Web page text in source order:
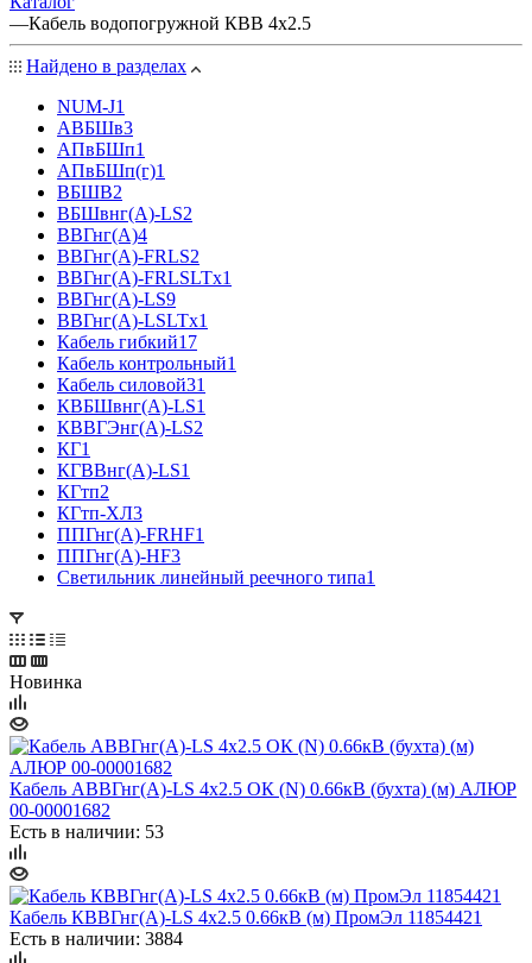
—Кабель водопогружной КВВ 4х2.5
Найдено в разделах
NUM-J1
АВБШв3
АПвБШп1
АПвБШп(г)1
ВБШВ2
ВБШвнг(А)-LS2
ВВГнг(А)4
ВВГнг(А)-FRLS2
ВВГнг(А)-FRLSLTx1
ВВГнг(А)-LS9
ВВГнг(А)-LSLTx1
Кабель гибкий17
Кабель контрольный1
Кабель силовой31
КВБШвнг(А)-LS1
КВВГЭнг(А)-LS2
КГ1
КГВВнг(А)-LS1
КГтп2
КГтп-ХЛ3
ППГнг(А)-FRHF1
ППГнг(А)-HF3
Светильник линейный реечного типа1
Новинка
Кабель АВВГнг(А)-LS 4х2.5 ОК (N) 0.66кВ (бухта) (м) АЛЮР
00-00001682
Есть в наличии: 53
Кабель КВВГнг(А)-LS 4х2.5 0.66кВ (м) ПромЭл 11854421
Есть в наличии: 3884